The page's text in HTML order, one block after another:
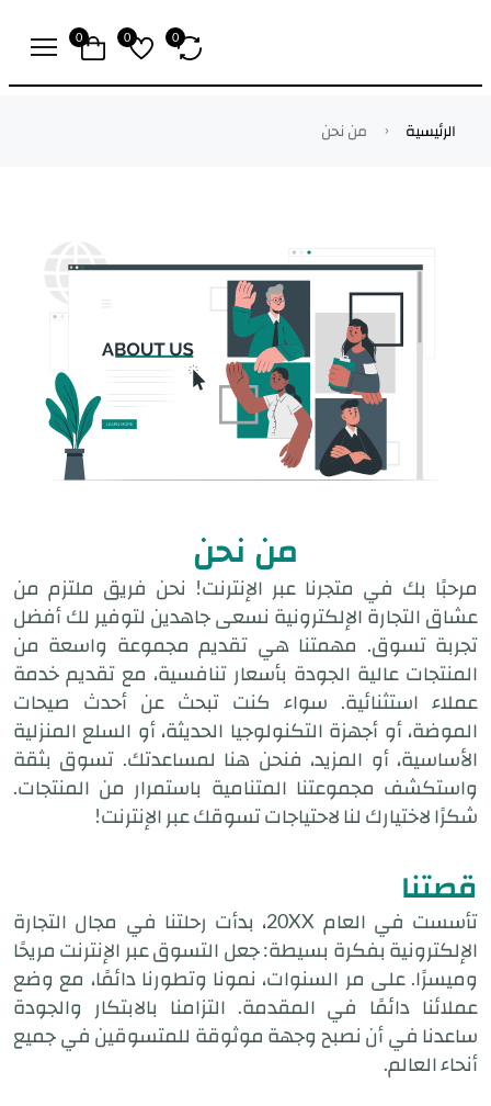
0
0
0
الرئيسية من نحن
من نحن
مرحبًا بك في متجرنا عبر الإنترنت! نحن فريق ملتزم من
عشاق التجارة الإلكترونية نسعى جاهدين لتوفير لك أفضل
تجربة تسوق. مهمتنا هي تقديم مجموعة واسعة من
المنتجات عالية الجودة بأسعار تنافسية، مع تقديم خدمة
عملاء استثنائية. سواء كنت تبحث عن أحدث صيحات
الموضة، أو أجهزة التكنولوجيا الحديثة، أو السلع المنزلية
الأساسية، أو المزيد، فنحن هنا لمساعدتك. تسوق بثقة
واستكشف مجموعتنا المتنامية باستمرار من المنتجات.
شكرًا لاختيارك لنا لاحتياجات تسوقك عبر الإنترنت!
قصتنا
تأسست في العام 20XX، بدأت رحلتنا في مجال التجارة
الإلكترونية بفكرة بسيطة: جعل التسوق عبر الإنترنت مريحًا
وميسرًا. على مر السنوات، نمونا وتطورنا دائمًا، مع وضع
عملائنا دائمًا في المقدمة. التزامنا بالابتكار والجودة
ساعدنا في أن نصبح وجهة موثوقة للمتسوقين في جميع
أنحاء العالم.